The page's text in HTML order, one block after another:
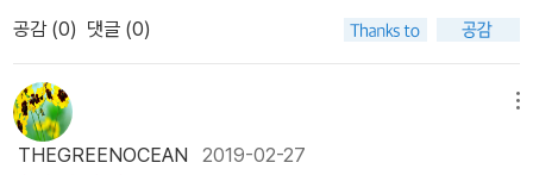
트 진행과정에서 학생이 그 프로젝트의 진행을 위해 필요로 하는 교
모든 것을 할 순 없기에 지역과 마을, 국가가 제공할 여러 프로젝트와
학생을 연결하는 일도 중시해야 한다. 이런 프로젝트 과정에서 학생
의 열정과 장점을 찾는 것을 쉽지 않은데 저자는 아래와 같은 질문을
의가 필요해 보인다. 이 책을 통해 활용해 보자.
더러 점진적인 개선으로는 그 문제를 해결할 수 없는 이유를 설명할
이 직면하는 도전에 대해 다룬다3장과 4장에서는 새로운 역량을 갖
추게 된 아이들과 그 아이들이 실현할 수 있고 또 실현하기를 간절히
바라는 일에 대해 이야기 한다5장은 지난 수백년 동안 교육에서 배제
12) 교육은 미래에는 적합하지 않다고 이야기하며 이론중심의 교육
을 철저히 비판하고 있었다. 지금의 교육은 미래가 원하는 인재상에
부합하지 않으며, 잠재력을 배려하지 않는 교육으로 미래시민을 양성
하는 방법에 대해 작가의 생각을 자세히 다루고 있었다.학업경쟁에
공감 (0) 댓글 (0)
THEGREENOCEAN 2019-02-27